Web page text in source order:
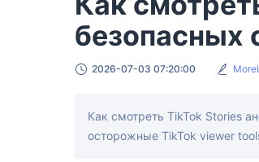
безопасных
2026-07-03 07:20:00
Как смотреть TikTok Stories
осторожные TikTok viewer